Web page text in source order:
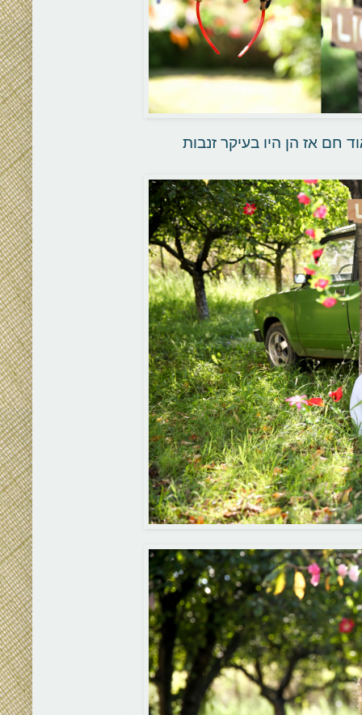
חם אז הן היו בעיקר זנבות